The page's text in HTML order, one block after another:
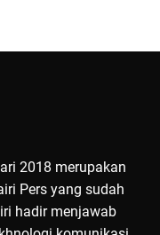
2018 merupakan
Pers yang sudah
hadir menjawab